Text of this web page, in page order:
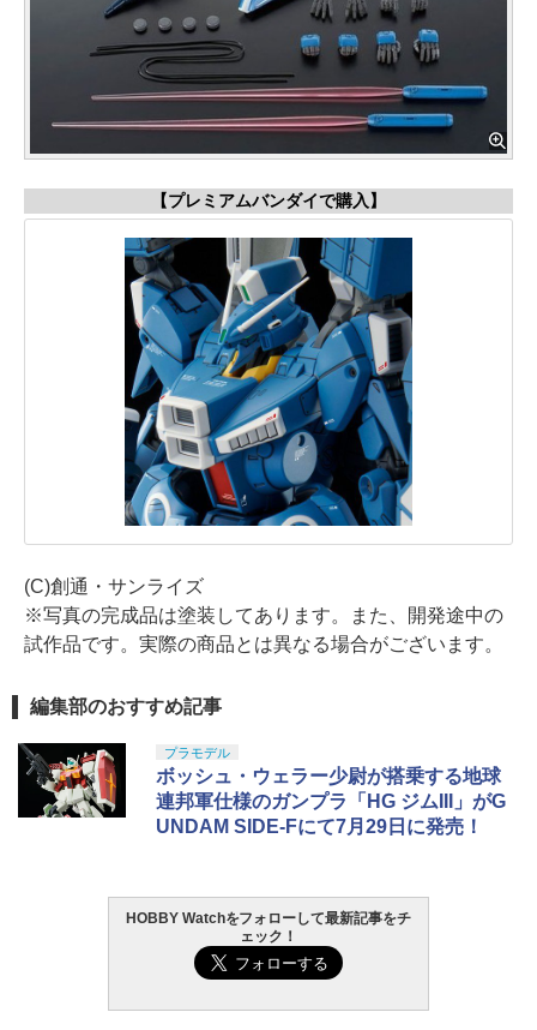
【プレミアムバンダイで購入】
(C)創通・サンライズ
※写真の完成品は塗装してあります。また、開発途中の
試作品です。実際の商品とは異なる場合がございます。
編集部のおすすめ記事
プラモデル
ボッシュ・ウェラー少尉が搭乗する地球
連邦軍仕様のガンプラ「HG ジムIII」がG
UNDAM SIDE-Fにて7月29日に発売！
HOBBY Watchをフォローして最新記事をチ
ェック！